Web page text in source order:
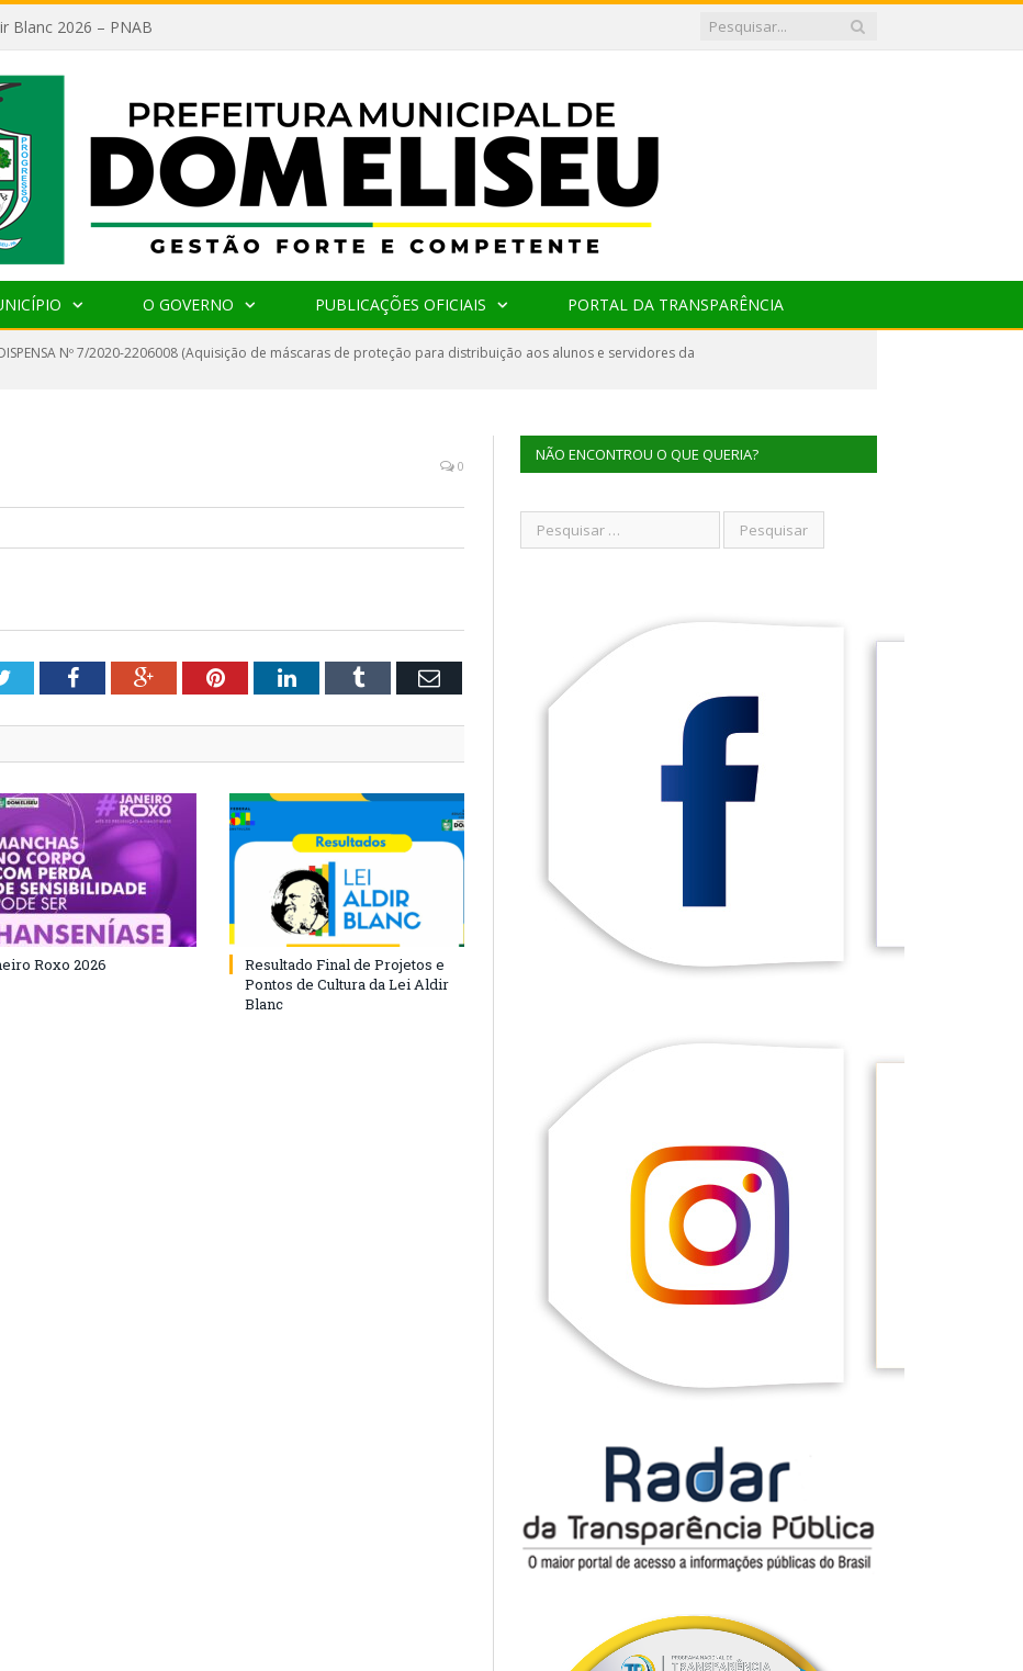
Blanc 2026 – PNAB
O GOVERNO PUBLICAÇÕES OFICIAIS PORTAL DA TRANSPARÊNCIA
Nº 7/2020-2206008 (Aquisição de máscaras de proteção para distribuição aos alunos e servidores da
0
TwitterFacebookGoogle+PinterestLinkedInTumblr Email
Roxo 2026
Resultado Final de Projetos e
Pontos de Cultura da Lei Aldir
Blanc
NÃO ENCONTROU O QUE QUERIA?